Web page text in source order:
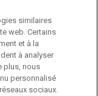
similaires
web. Certains
et à la
à analyser
plus, nous
personnalisé
sociaux.